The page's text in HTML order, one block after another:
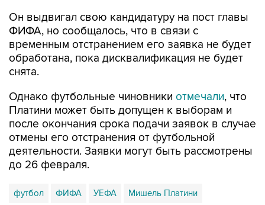
Он выдвигал свою кандидатуру на пост главы
ФИФА, но сообщалось, что в связи с
временным отстранением его заявка не будет
обработана, пока дисквалификация не будет
снята.
Однако футбольные чиновники отмечали, что
Платини может быть допущен к выборам и
после окончания срока подачи заявок в случае
отмены его отстранения от футбольной
деятельности. Заявки могут быть рассмотрены
до 26 февраля.
футбол ФИФА УЕФА Мишель Платини